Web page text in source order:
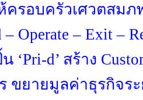
ครอบครัวเศวตสม
Operate – Exit –
‘Pri-d’ สร้าง
ขยายมูลค่าธุรกิจระ